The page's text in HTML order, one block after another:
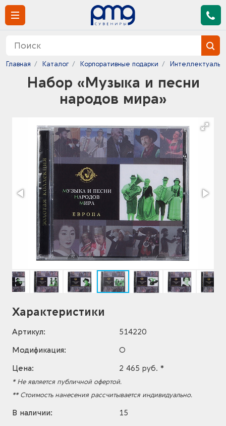
Главная Каталог Корпоративные подарки
Набор «Музыка и песни
народов мира»
Характеристики
Артикул:
514220
Модификация:
O
Цена:
2 465 руб. *
* Не является публичной офертой.
** Стоимость нанесения рассчитывается индивидуально.
В наличии:
15